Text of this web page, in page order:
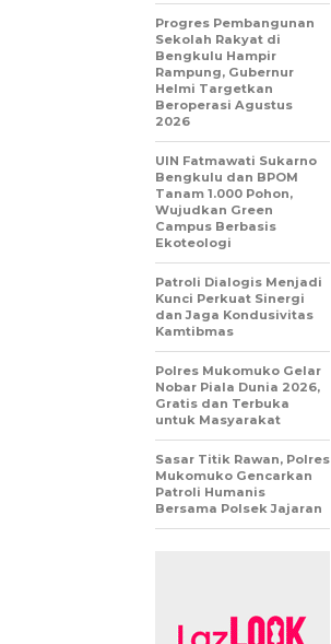
Progres Pembangunan
Sekolah Rakyat di
Bengkulu Hampir
Rampung, Gubernur
Helmi Targetkan
Beroperasi Agustus
2026
UIN Fatmawati Sukarno
Bengkulu dan BPOM
Tanam 1.000 Pohon,
Wujudkan Green
Campus Berbasis
Ekoteologi
Patroli Dialogis Menjadi
Kunci Perkuat Sinergi
dan Jaga Kondusivitas
Kamtibmas
Polres Mukomuko Gelar
Nobar Piala Dunia 2026,
Gratis dan Terbuka
untuk Masyarakat
Sasar Titik Rawan, Polres
Mukomuko Gencarkan
Patroli Humanis
Bersama Polsek Jajaran